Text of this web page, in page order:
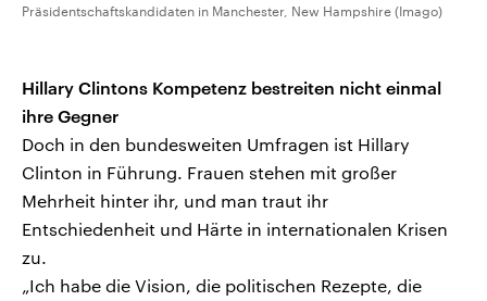
Präsidentschaftskandidaten in Manchester, New Hampshire (Imago)
Hillary Clintons Kompetenz bestreiten nicht einmal
ihre Gegner
Doch in den bundesweiten Umfragen ist Hillary
Clinton in Führung. Frauen stehen mit großer
Mehrheit hinter ihr, und man traut ihr
Entschiedenheit und Härte in internationalen Krisen
zu.
„Ich habe die Vision, die politischen Rezepte, die